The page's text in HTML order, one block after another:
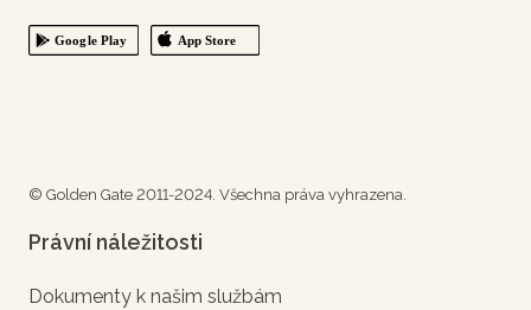
© Golden Gate 2011-2024. Všechna práva vyhrazena.
Právní náležitosti
Dokumenty k našim službám